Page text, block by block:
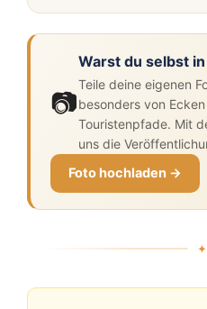
Warst du selbst
Teile deine eigenen
besonders von
Touristenpfade. Mit
uns die
Foto hochladen →